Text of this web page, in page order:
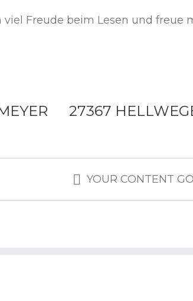
viel Freude beim Lesen und freue
27367
YOUR CONTENT